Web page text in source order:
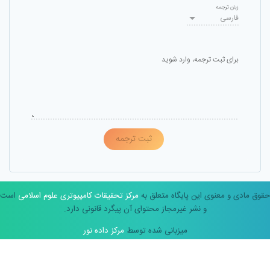
فارسی
زبان ترجمه
برای ثبت ترجمه، وارد شوید
ثبت ترجمه
حقوق مادی و معنوی این پایگاه متعلق به مرکز تحقیقات کامپیوتری علوم اسلامی است
و نشر غیرمجاز محتوای آن پیگرد قانونی دارد.
میزبانی شده توسطمرکز داده نور